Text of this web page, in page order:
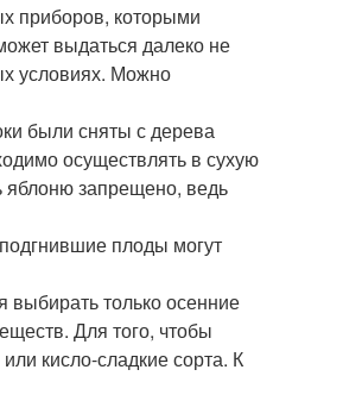
приборов, которыми
выдаться далеко не
условиях. Можно
были сняты с дерева
осуществлять в сухую
яблоню запрещено, ведь
плоды могут
выбирать только осенние
Для того, чтобы
кисло-сладкие сорта. К